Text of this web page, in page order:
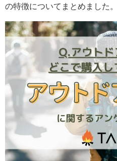
の特徴についてまとめました。